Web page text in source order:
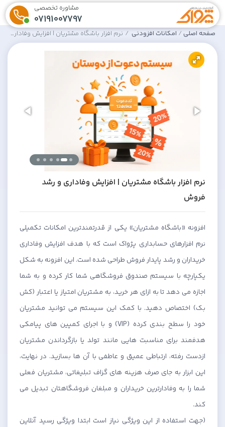
مشاوره تخصصی
07191007797
صفحه اصلی امکانات افزودنی نرم افزار باشگاه مشتریان | افزایش وفاداری و رشد فروش
نرم افزار باشگاه مشتریان | افزایش وفاداری و رشد
فروش
افزونه «باشگاه مشتریان» یکی از قدرتمندترین امکانات تکمیلی
نرم افزارهای حسابداری پژواک است که با هدف افزایش وفاداری
خریداران و رشد پایدار فروش طراحی شده است. این افزونه به شکل
یکپارچه با سیستم صندوق فروشگاهی شما کار کرده و به شما
اجازه می دهد تا به ازای هر خرید، به مشتریان امتیاز یا اعتبار (کش
بک) اختصاص دهید. با کمک این سیستم می توانید مشتریان
خود را سطح بندی کرده (VIP) و با اجرای کمپین های پیامکی
هدفمند برای مناسبت هایی مانند تولد یا بازگرداندن مشتریان
ازدست رفته، ارتباطی عمیق و عاطفی با آن ها بسازید. در نهایت،
این ابزار به جای صرف هزینه های گزاف تبلیغاتی، مشتریان فعلی
شما را به وفادارترین خریداران و مبلغان فروشگاهتان تبدیل می
کند.
(جهت استفاده از این ویژگی نیاز است ابتدا ویژگی رسید آنلاین